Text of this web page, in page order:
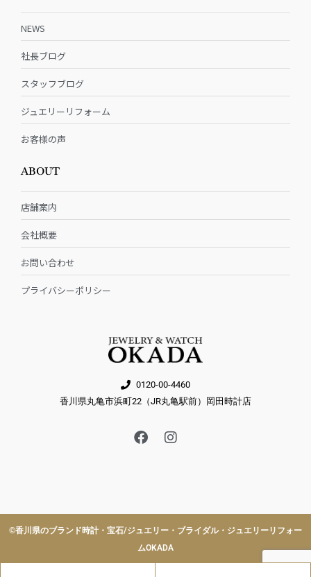
NEWS
社長ブログ
スタッフブログ
ジュエリーリフォーム
お客様の声
ABOUT
店舗案内
会社概要
お問い合わせ
プライバシーポリシー
0120-00-4460
香川県丸亀市浜町22（JR丸亀駅前）岡田時計店
F
a
o
k
I
n
r
a
m
©︎香川県のブランド時計・宝石/ジュエリー・ブライダル・ジュエリーリフォー
ムOKADA